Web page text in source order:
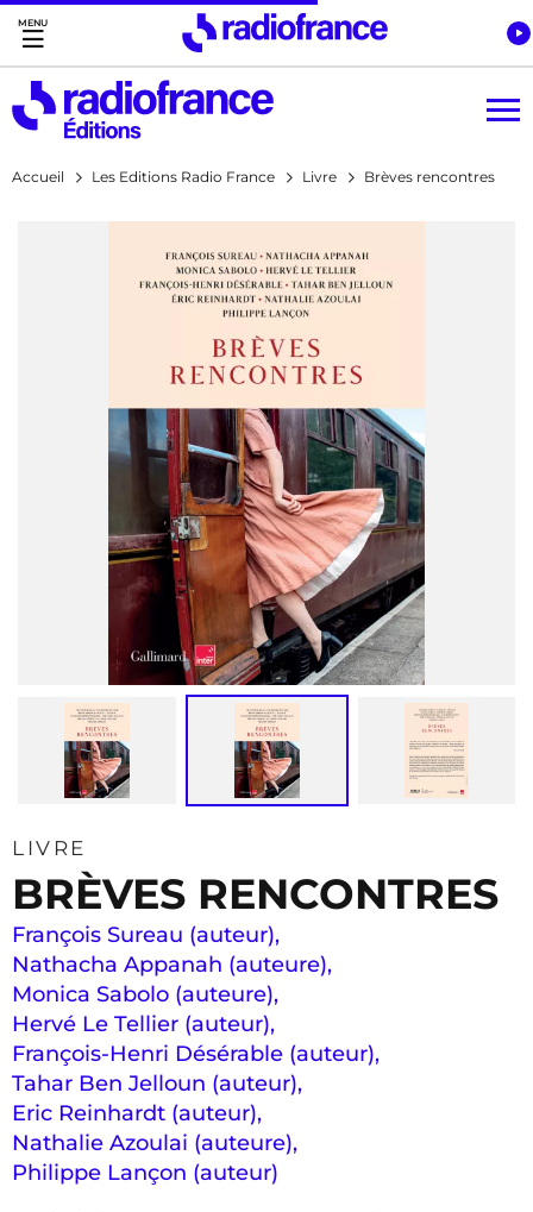
Accès direct :
Menu principal
Contenu
Accueil Les Editions Radio France Livre Brèves rencontres
LIVRE
BRÈVES RENCONTRES
François Sureau (auteur),
Nathacha Appanah (auteure),
Monica Sabolo (auteure),
Hervé Le Tellier (auteur),
François-Henri Désérable (auteur),
Tahar Ben Jelloun (auteur),
Eric Reinhardt (auteur),
Nathalie Azoulai (auteure),
Philippe Lançon (auteur)